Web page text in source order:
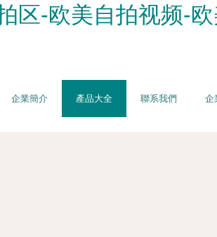
区-欧美自拍视频-
企業簡介 產品大全 聯系我們 企